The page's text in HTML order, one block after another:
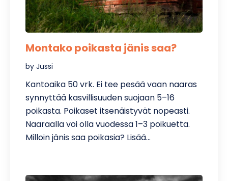
Montako poikasta jänis saa?
by Jussi
Kantoaika 50 vrk. Ei tee pesää vaan naaras
synnyttää kasvillisuuden suojaan 5–16
poikasta. Poikaset itsenäistyvät nopeasti.
Naaraalla voi olla vuodessa 1–3 poikuetta.
Milloin jänis saa poikasia? Lisää…